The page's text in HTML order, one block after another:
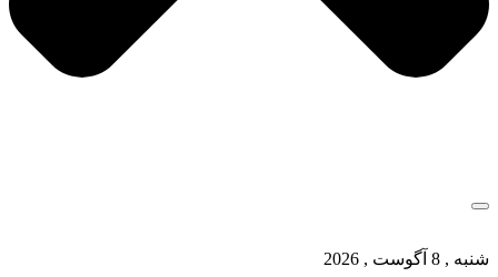
شنبه , 8 آگوست , 2026